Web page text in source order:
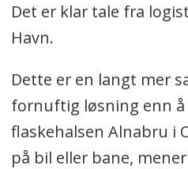
Det er klar tale fra
Havn.
Dette er en langt mer
fornuftig løsning enn
flaskehalsen Alnabru i
på bil eller bane,